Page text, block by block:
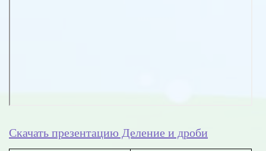
Скачать презентацию Деление и дроби